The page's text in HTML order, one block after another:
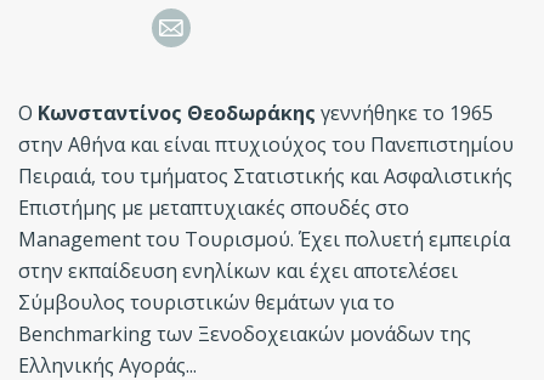
Ο Κωνσταντίνος Θεοδωράκης γεννήθηκε το 1965
στην Αθήνα και είναι πτυχιούχος του Πανεπιστημίου
Πειραιά, του τμήματος Στατιστικής και Ασφαλιστικής
Επιστήμης με μεταπτυχιακές σπουδές στο
Management του Τουρισμού. Έχει πολυετή εμπειρία
στην εκπαίδευση ενηλίκων και έχει αποτελέσει
Σύμβουλος τουριστικών θεμάτων για το
Benchmarking των Ξενοδοχειακών μονάδων της
Ελληνικής Αγοράς...